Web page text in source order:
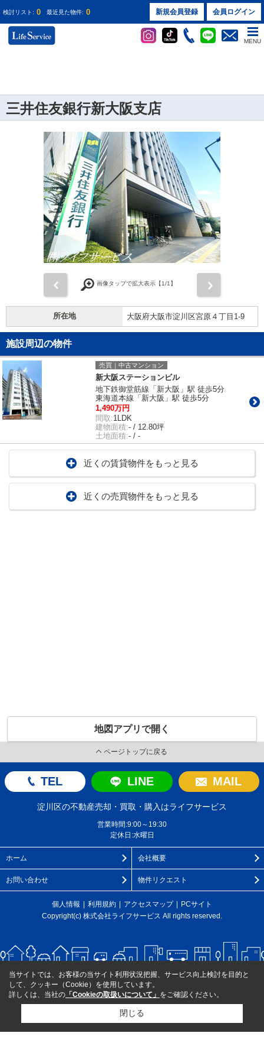
検討リスト: 0 最近見た物件: 0 新規会員登録 会員ログイン
MENU
三井住友銀行新大阪支店
画像タップで拡大表示【1/1】
所在地 大阪府大阪市淀川区宮原４丁目1-9
施設周辺の物件
売買｜中古マンション
新大阪ステーションビル
地下鉄御堂筋線「新大阪」駅 徒歩5分
東海道本線「新大阪」駅 徒歩5分
1,490万円
間取:1LDK
建物面積:- / 12.80坪
土地面積:- / -
近くの賃貸物件をもっと見る
近くの売買物件をもっと見る
地図アプリで開く
ページトップに戻る
TEL LINE MAIL
淀川区の不動産売却・買取・購入はライフサービス
営業時間:9:00～19:30
定休日:水曜日
ホーム 会社概要
お問い合わせ 物件リクエスト
個人情報 利用規約 アクセスマップ
PCサイト
Copyright(c) 株式会社ライフサービス All rights reserved.
当サイトでは、お客様の当サイト利用状況把握、サービス向上検討を目的と
して、クッキー（Cookie）を使用しています。
詳しくは、当社の 「Cookieの取扱いについて」 をご確認ください。
閉じる